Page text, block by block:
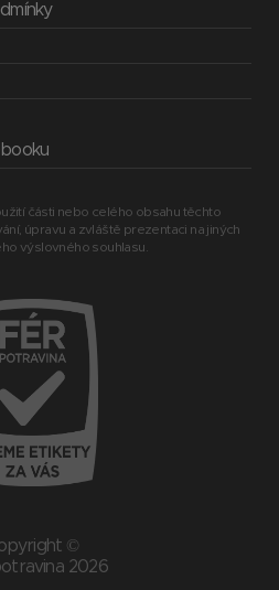
části nebo celého obsahu těchto
úpravu a zvláště prezentaci na jiných
výslovného souhlasu.
©
2026